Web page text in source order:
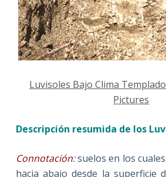
Luvisoles Bajo Clima
Pictures
Descripción resumida de los
Connotación:suelos en los
hacia abajo desde la superficie